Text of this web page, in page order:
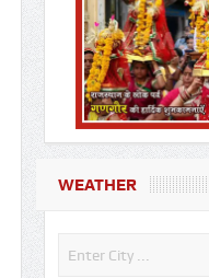
WEATHER